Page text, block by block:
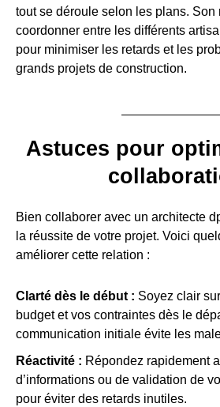
tout se déroule selon les plans. Son
coordonner entre les différents
pour minimiser les retards et les
grands projets de construction.
Astuces pour
Bien collaborer avec un architecte
la réussite de votre projet. Voici
améliorer cette relation :
Clarté dès le début : Soyez clair
budget et vos contraintes dès le
communication initiale évite les
Réactivité : Répondez rapidement
d’informations ou de validation de
pour éviter des retards inutiles.